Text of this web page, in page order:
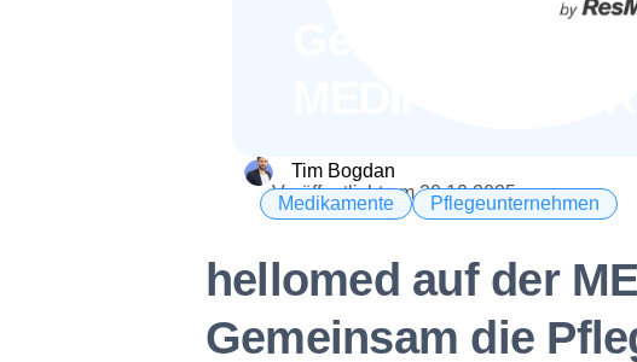
Tim Bogdan
Veröffentlicht am 20.10.2025
Medikamente Pflegeunternehmen
hellomed auf der
Gemeinsam die